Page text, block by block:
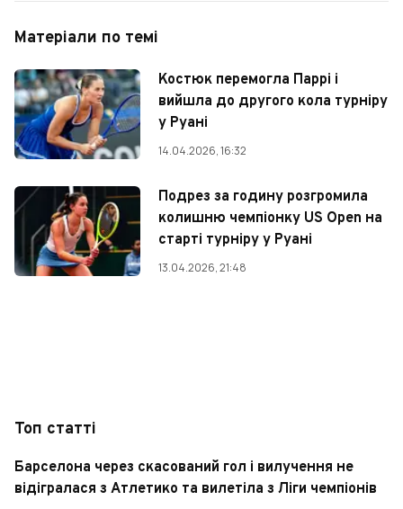
Матеріали по темі
Костюк перемогла Паррі і
вийшла до другого кола турніру
у Руані
14.04.2026, 16:32
Подрез за годину розгромила
колишню чемпіонку US Open на
старті турніру у Руані
13.04.2026, 21:48
Топ статті
Барселона через скасований гол і вилучення не
відігралася з Атлетико та вилетіла з Ліги чемпіонів